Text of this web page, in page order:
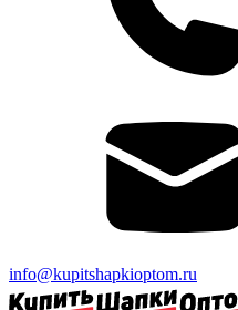
info@kupitshapkioptom.ru